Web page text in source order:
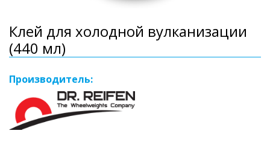
Клей для холодной вулканизации
(440 мл)
Производитель: